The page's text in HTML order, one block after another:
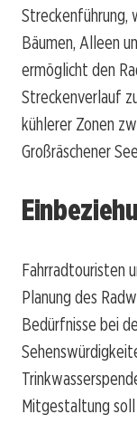
Streckenführung,
Bäumen, Alleen
ermöglicht den
Streckenverlauf
kühlerer Zonen
Großräschener
Fahrradtouristen
Planung des
Bedürfnisse bei
Mitgestaltung